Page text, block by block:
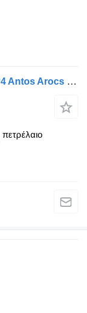
Τράκτορας Mercedes-Benz Actros MP4 Antos Arocs (2012-) για κολώνα τιμονιού Actros mp4 (01.12-) A9604600816
πετρέλαιο